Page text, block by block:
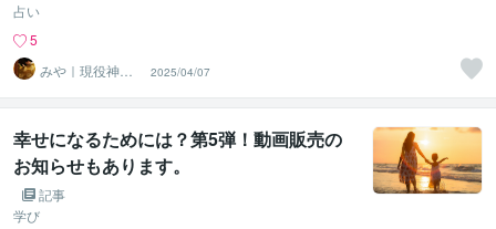
占い
5
みや｜現役神主■
鑑定 お祓い専門
2025/04/07
幸せになるためには？第5弾！動画販売の
お知らせもあります。
記事
学び